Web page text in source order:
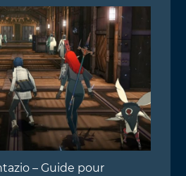
– Guide pour